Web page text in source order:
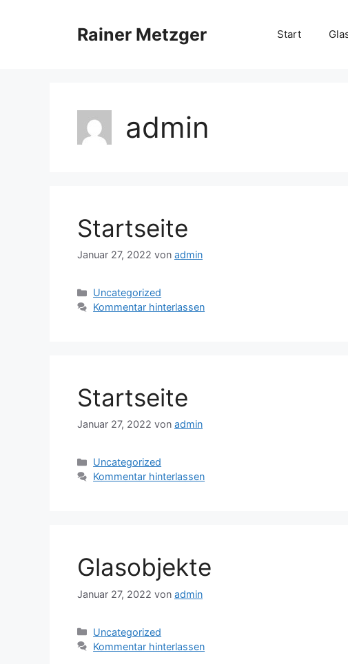
Rainer Metzger Start
admin
Startseite
Januar 27, 2022 von admin
Kategorien
Uncategorized
Kommentar hinterlassen
Startseite
Januar 27, 2022 von admin
Kategorien
Uncategorized
Kommentar hinterlassen
Glasobjekte
Januar 27, 2022 von admin
Kategorien
Uncategorized
Kommentar hinterlassen